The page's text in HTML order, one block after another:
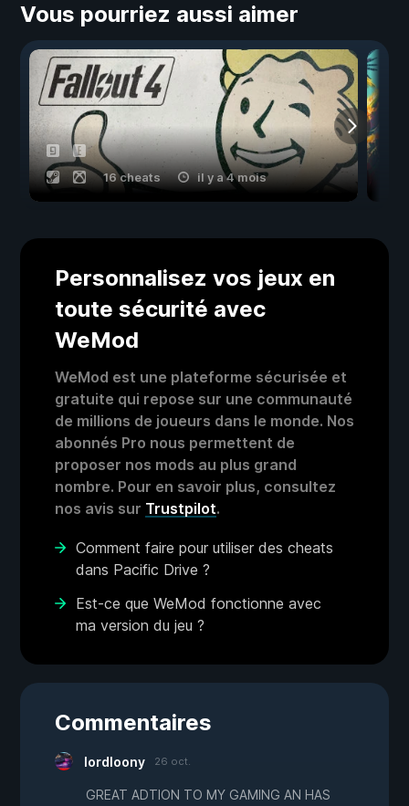
Vous pourriez aussi aimer
16 cheats il y a 4 mois
Personnalisez vos jeux en
toute sécurité avec
WeMod
WeMod est une plateforme sécurisée et
gratuite qui repose sur une communauté
de millions de joueurs dans le monde. Nos
abonnés Pro nous permettent de
proposer nos mods au plus grand
nombre. Pour en savoir plus, consultez
nos avis sur Trustpilot.
Comment faire pour utiliser des cheats
dans Pacific Drive ?
Est-ce que WeMod fonctionne avec
ma version du jeu ?
Commentaires
lordloony 26 oct.
GREAT ADTION TO MY GAMING AN HAS